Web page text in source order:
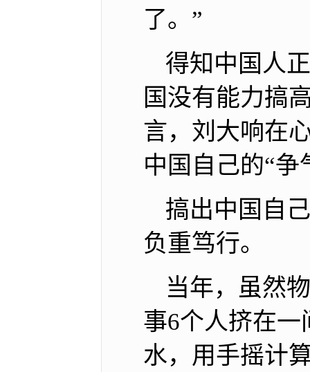
了。”
得知中国人
国没有能力搞
言，刘大响在
中国自己的“争
搞出中国自
负重笃行。
当年，虽然
事6个人挤在
水，用手摇计